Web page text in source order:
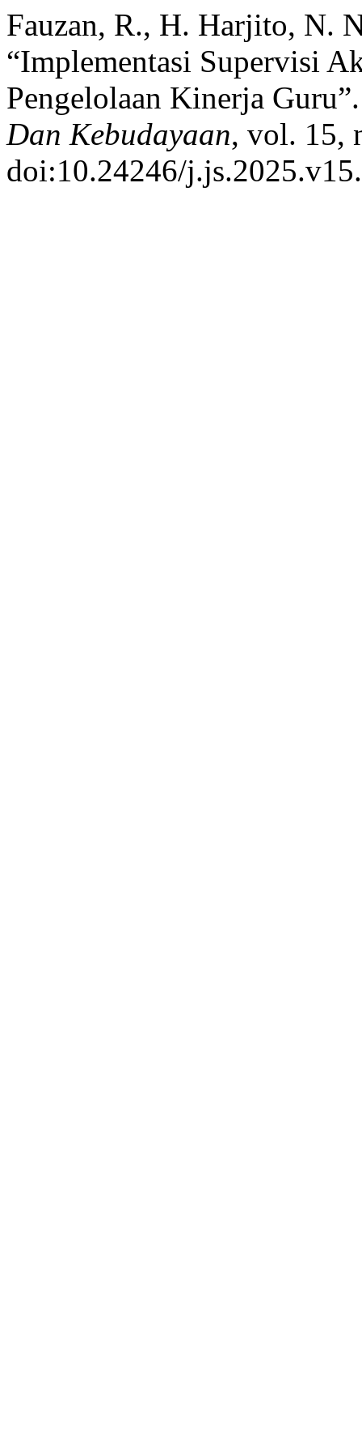
Fauzan, R., H. Harjito, N.
“Implementasi Supervisi
Pengelolaan Kinerja
Dan Kebudayaan, vol. 15,
doi:10.24246/